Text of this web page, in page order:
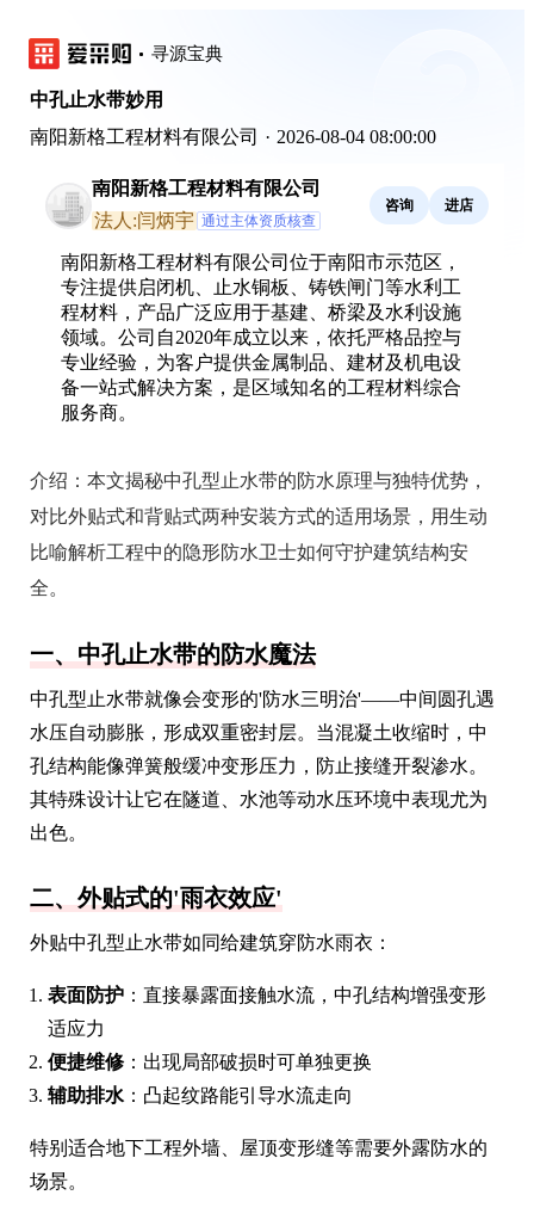
寻源宝典
中孔止水带妙用
南阳新格工程材料有限公司 · 2026-08-04 08:00:00
南阳新格工程材料有限公司
法人:闫炳宇 通过主体资质核查
咨询 进店
南阳新格工程材料有限公司位于南阳市示范区，
专注提供启闭机、止水铜板、铸铁闸门等水利工
程材料，产品广泛应用于基建、桥梁及水利设施
领域。公司自2020年成立以来，依托严格品控与
专业经验，为客户提供金属制品、建材及机电设
备一站式解决方案，是区域知名的工程材料综合
服务商。
介绍： 本文揭秘中孔型止水带的防水原理与独特优势，
对比外贴式和背贴式两种安装方式的适用场景，用生动
比喻解析工程中的隐形防水卫士如何守护建筑结构安
全。
一、中孔止水带的防水魔法
中孔型止水带就像会变形的'防水三明治'——中间圆孔遇
水压自动膨胀，形成双重密封层。当混凝土收缩时，中
孔结构能像弹簧般缓冲变形压力，防止接缝开裂渗水。
其特殊设计让它在隧道、水池等动水压环境中表现尤为
出色。
二、外贴式的'雨衣效应'
外贴中孔型止水带如同给建筑穿防水雨衣：
表面防护 ：直接暴露面接触水流，中孔结构增强变形
适应力
便捷维修 ：出现局部破损时可单独更换
辅助排水 ：凸起纹路能引导水流走向
特别适合地下工程外墙、屋顶变形缝等需要外露防水的
场景。